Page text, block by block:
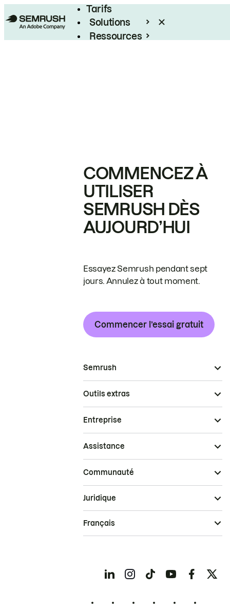
Tarifs
Solutions
Ressources
COMMENCEZ À
UTILISER
SEMRUSH DÈS
AUJOURD’HUI
Essayez Semrush pendant sept
jours. Annulez à tout moment.
Commencer l’essai gratuit
Semrush
Outils extras
Entreprise
Assistance
Communauté
Juridique
Français